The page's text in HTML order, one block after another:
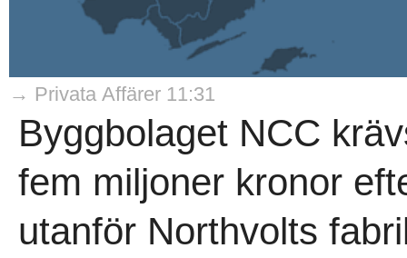
→ Privata Affärer 11:31
Byggbolaget NCC
fem miljoner kronor
utanför Northvolts